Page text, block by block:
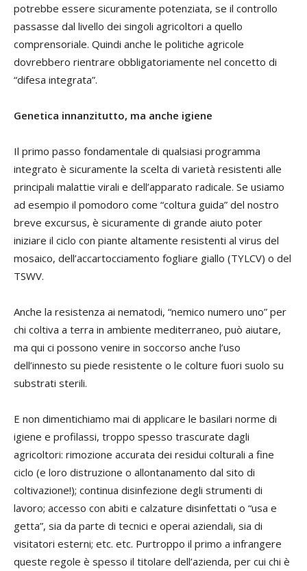
potrebbe essere sicuramente potenziata, se il controllo
passasse dal livello dei singoli agricoltori a quello
comprensoriale. Quindi anche le politiche agricole
dovrebbero rientrare obbligatoriamente nel concetto di
“difesa integrata”.
Genetica innanzitutto, ma anche igiene
Il primo passo fondamentale di qualsiasi programma
integrato è sicuramente la scelta di varietà resistenti alle
principali malattie virali e dell’apparato radicale. Se usiamo
ad esempio il pomodoro come “coltura guida” del nostro
breve excursus, è sicuramente di grande aiuto poter
iniziare il ciclo con piante altamente resistenti al virus del
mosaico, dell’accartocciamento fogliare giallo (TYLCV) o del
TSWV.
Anche la resistenza ai nematodi, “nemico numero uno” per
chi coltiva a terra in ambiente mediterraneo, può aiutare,
ma qui ci possono venire in soccorso anche l’uso
dell’innesto su piede resistente o le colture fuori suolo su
substrati sterili.
E non dimentichiamo mai di applicare le basilari norme di
igiene e profilassi, troppo spesso trascurate dagli
agricoltori: rimozione accurata dei residui colturali a fine
ciclo (e loro distruzione o allontanamento dal sito di
coltivazione!); continua disinfezione degli strumenti di
lavoro; accesso con abiti e calzature disinfettati o “usa e
getta”, sia da parte di tecnici e operai aziendali, sia di
visitatori esterni; etc. etc. Purtroppo il primo a infrangere
queste regole è spesso il titolare dell’azienda, per cui chi è